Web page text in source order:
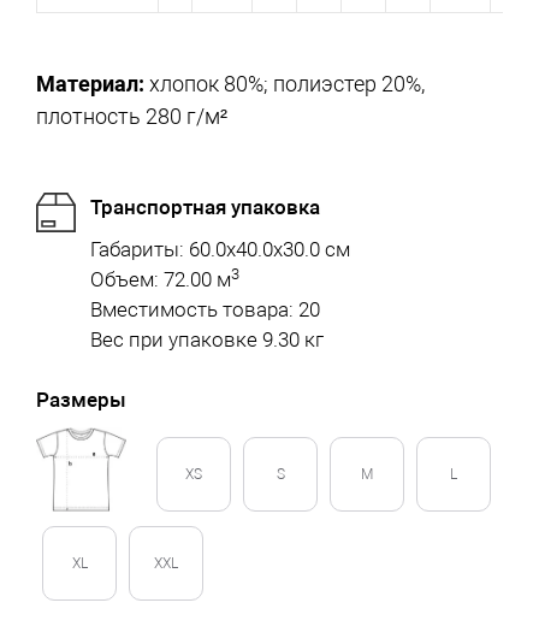
Материал: хлопок 80%; полиэстер 20%,
плотность 280 г/м²
Транспортная упаковка
Габариты: 60.0x40.0x30.0 см
Объем: 72.00 м3
Вместимость товара: 20
Вес при упаковке 9.30 кг
Размеры
XS S M L
XL XXL